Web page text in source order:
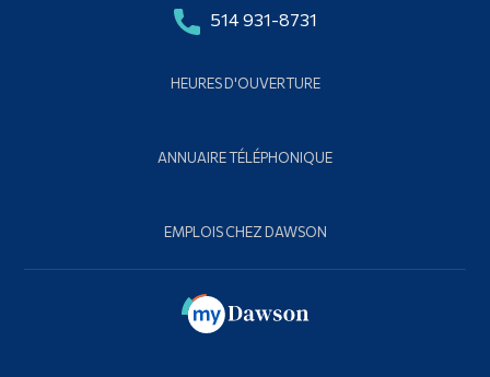
514 931-8731
HEURES D'OUVERTURE
ANNUAIRE TÉLÉPHONIQUE
EMPLOIS CHEZ DAWSON